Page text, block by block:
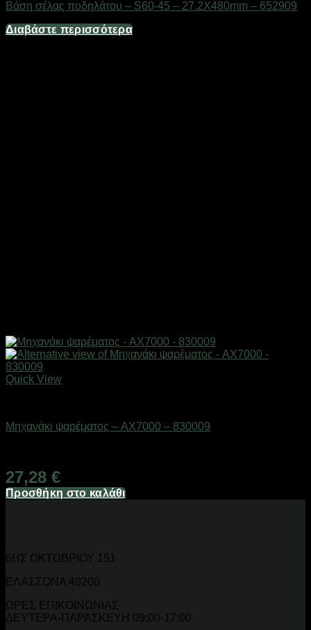
Βάση σέλας ποδηλάτου – S60-45 – 27.2X480mm – 652909
Διαβάστε περισσότερα
Quick View
Μηχανάκι ψαρέματος – AX7000 – 830009
27,28 €
Προσθήκη στο καλάθι
6ΗΣ ΟΚΤΩΒΡΙΟΥ 151
ΕΛΑΣΣΟΝΑ 40200
ΩΡΕΣ ΕΠΙΚΟΙΝΩΝΙΑΣ
ΔΕΥΤΕΡΑ-ΠΑΡΑΣΚΕΥΗ 09:00-17:00